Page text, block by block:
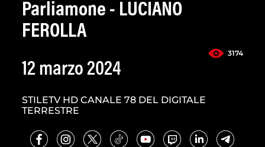
Parliamone - LUCIANO
FEROLLA
3174
12 marzo 2024
STILETV HD CANALE 78 DEL DIGITALE
TERRESTRE